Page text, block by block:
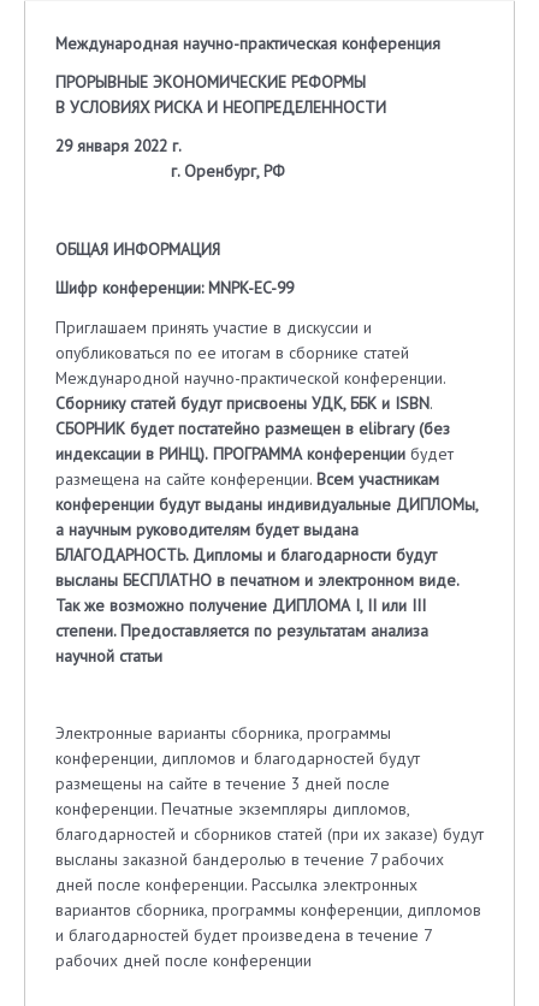
Международная научно-практическая конференция
ПРОРЫВНЫЕ ЭКОНОМИЧЕСКИЕ РЕФОРМЫ
В УСЛОВИЯХ РИСКА И НЕОПРЕДЕЛЕННОСТИ
29 января 2022 г.
г. Оренбург, РФ
ОБЩАЯ ИНФОРМАЦИЯ
Шифр конференции: MNPK-EC-99
Приглашаем принять участие в дискуссии и
опубликоваться по ее итогам в сборнике статей
Международной научно-практической конференции.
Сборнику статей будут присвоены УДК, ББK и ISBN.
СБОРНИК будет постатейно размещен в elibrary(без
индексации в РИНЦ). ПРОГРАММА конференции будет
размещена на сайте конференции. Всем участникам
конференции будут выданы индивидуальные ДИПЛОМы,
а научным руководителям будет выдана
БЛАГОДАРНОСТЬ. Дипломы и благодарности будут
высланы БЕСПЛАТНО в печатном и электронном виде.
Так же возможно получение ДИПЛОМА I, II или III
степени. Предоставляется по результатам анализа
научной статьи
Электронные варианты сборника, программы
конференции, дипломов и благодарностей будут
размещены на сайте в течение 3 дней после
конференции. Печатные экземпляры дипломов,
благодарностей и сборников статей (при их заказе) будут
высланы заказной бандеролью в течение 7 рабочих
дней после конференции. Рассылка электронных
вариантов сборника, программы конференции, дипломов
и благодарностей будет произведена в течение 7
рабочих дней после конференции